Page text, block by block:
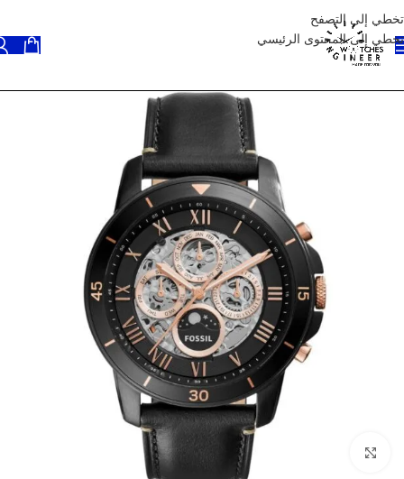
تخطي إلى التصفح
تخطي إلى المحتوى الرئيسي